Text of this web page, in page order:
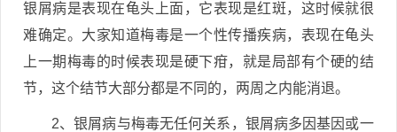
银屑病是表现在龟头上面，它表现是红斑，这时候就很
难确定。大家知道梅毒是一个性传播疾病，表现在龟头
上一期梅毒的时候表现是硬下疳，就是局部有个硬的结
节，这个结节大部分都是不同的，两周之内能消退。
2、银屑病与梅毒无任何关系，银屑病多因基因或一